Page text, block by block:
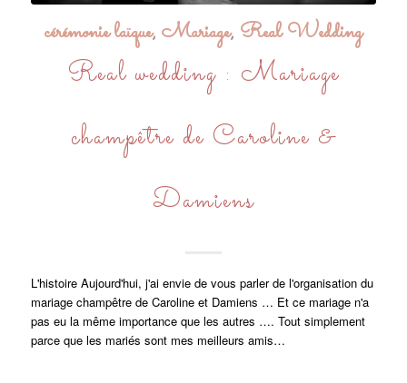
cérémonie laïque,Mariage, Real Wedding
Real wedding : Mariage
champêtre de Caroline &
Damiens
L'histoire Aujourd'hui, j'ai envie de vous parler de l'organisation du
mariage champêtre de Caroline et Damiens … Et ce mariage n'a
pas eu la même importance que les autres …. Tout simplement
parce que les mariés sont mes meilleurs amis…